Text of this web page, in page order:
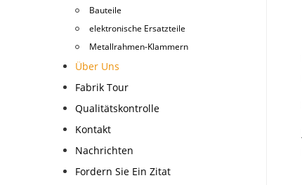
Bauteile
elektronische Ersatzteile
Metallrahmen-Klammern
Über Uns
Fabrik Tour
Qualitätskontrolle
Kontakt
Nachrichten
Fordern Sie Ein Zitat